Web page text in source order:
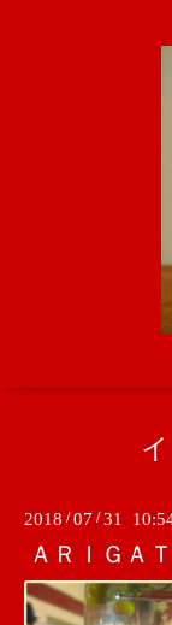
2018 /07 /31
ＡＲＩＧＡ